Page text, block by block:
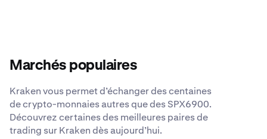
Marchés populaires
Kraken vous permet d’échanger des centaines
de crypto-monnaies autres que des SPX6900.
Découvrez certaines des meilleures paires de
trading sur Kraken dès aujourd’hui.